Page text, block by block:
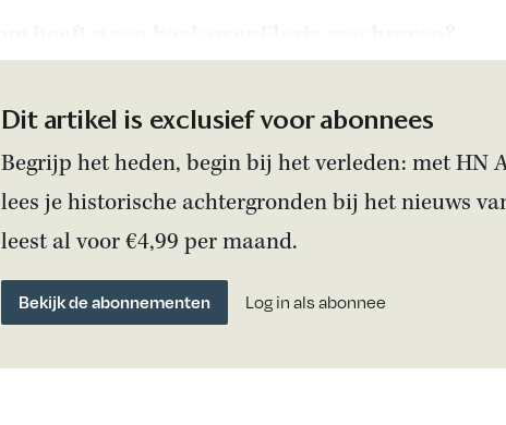
Dit artikel is exclusief voor abonnees
Begrijp het heden, begin bij het verleden: met HN
lees je historische achtergronden bij het nieuws
leest al voor €4,99 per maand.
Bekijk de abonnementen Log in als abonnee